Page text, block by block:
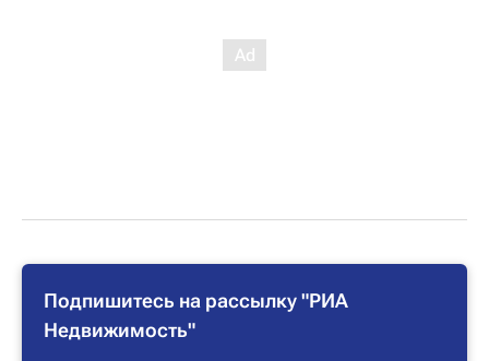
Подпишитесь на рассылку "РИА
Недвижимость"